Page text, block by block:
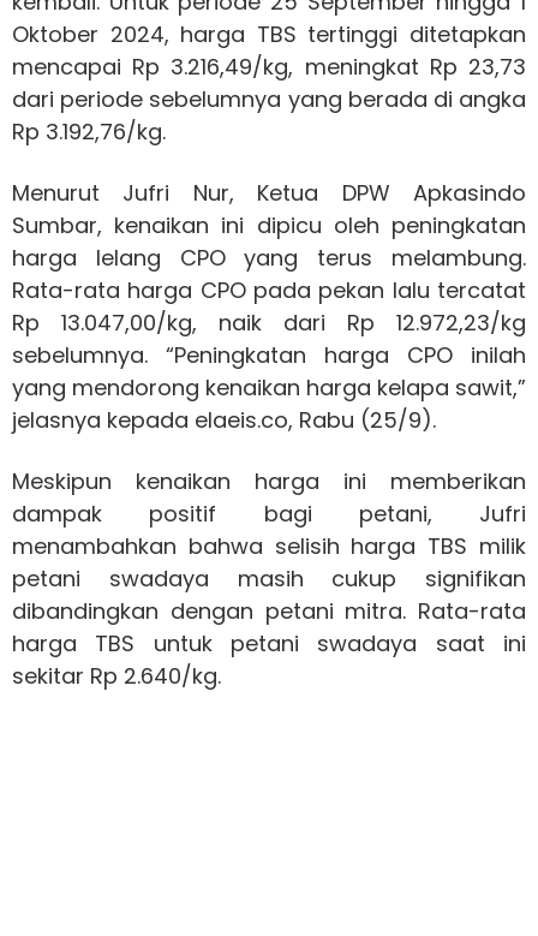
Oktober 2024, harga TBS tertinggi ditetapkan
mencapai Rp 3.216,49/kg, meningkat Rp 23,73
dari periode sebelumnya yang berada di angka
Rp 3.192,76/kg.
Menurut Jufri Nur, Ketua DPW Apkasindo
Sumbar, kenaikan ini dipicu oleh peningkatan
harga lelang CPO yang terus melambung.
Rata-rata harga CPO pada pekan lalu tercatat
Rp 13.047,00/kg, naik dari Rp 12.972,23/kg
sebelumnya. “Peningkatan harga CPO inilah
yang mendorong kenaikan harga kelapa sawit,”
jelasnya kepada elaeis.co, Rabu (25/9).
Meskipun kenaikan harga ini memberikan
dampak positif bagi petani, Jufri
menambahkan bahwa selisih harga TBS milik
petani swadaya masih cukup signifikan
dibandingkan dengan petani mitra. Rata-rata
harga TBS untuk petani swadaya saat ini
sekitar Rp 2.640/kg.